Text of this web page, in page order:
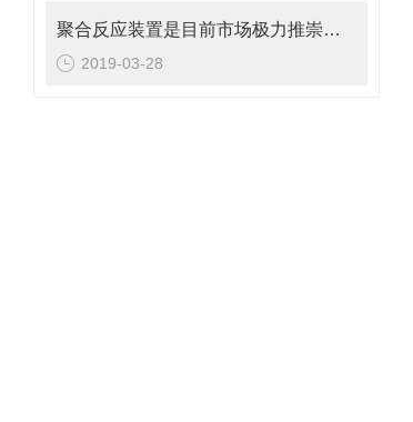
聚合反应装置是目前市场极力推崇的小型高压测试装备
2019-03-28